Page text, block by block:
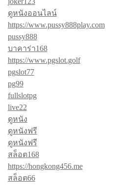
ดูหนังออนไลน์
https://www.pussy888play.com
pussy888
บาคาร่า168
https://www.pgslot.golf
pgslot77
pg99
fullslotpg
live22
ดูหนัง
ดูหนังฟรี
ดูหนังฟรี
สล็อต168
https://hongkong456.me
สล็อต66